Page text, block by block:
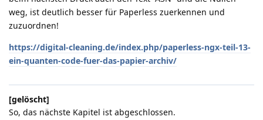
weg, ist deutlich besser für Paperless zuerkennen und
zuzuordnen!
https://digital-cleaning.de/index.php/paperless-ngx-teil-13-
ein-quanten-code-fuer-das-papier-archiv/
[gelöscht]
So, das nächste Kapitel ist abgeschlossen.